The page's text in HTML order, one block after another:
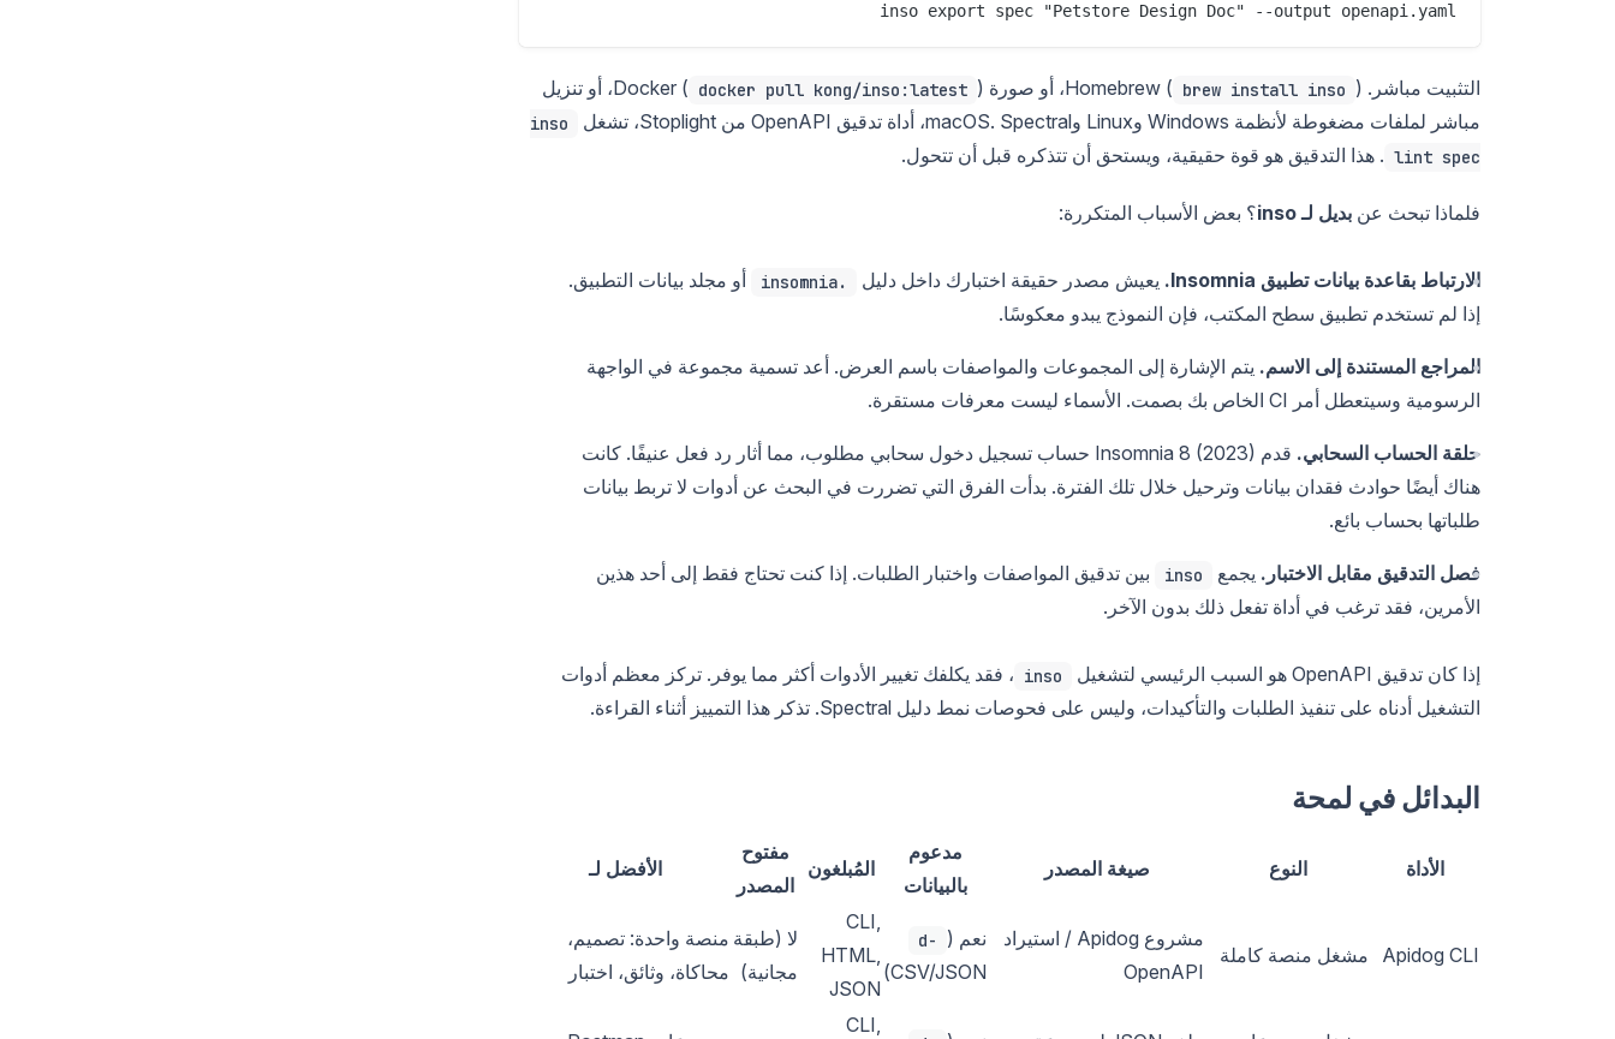
inso export spec "Petstore Design Doc" --output openapi.yaml
التثبيت مباشر. Homebrew ( brew install inso )، أو صورة Docker ( docker pull kong/inso:latest
)، أو تنزيل
مباشر لملفات مضغوطة لأنظمة Windows وLinux وmacOS. Spectral، أداة تدقيق OpenAPI من Stoplight، تشغل
inso
lint spec . هذا التدقيق هو قوة حقيقية، ويستحق أن تتذكره قبل أن تتحول.
فلماذا تبحث عن بديل لـ inso ؟ بعض الأسباب المتكررة:
الارتباط بقاعدة بيانات تطبيق Insomnia. يعيش مصدر حقيقة اختبارك داخل دليل .insomnia
أو مجلد بيانات التطبيق.
إذا لم تستخدم تطبيق سطح المكتب، فإن النموذج يبدو معكوسًا.
المراجع المستندة إلى الاسم. يتم الإشارة إلى المجموعات والمواصفات باسم العرض. أعد تسمية مجموعة في الواجهة
الرسومية وسيتعطل أمر CI الخاص بك بصمت. الأسماء ليست معرفات مستقرة.
حلقة الحساب السحابي.
قدم Insomnia 8 (2023) حساب تسجيل دخول سحابي مطلوب، مما أثار رد فعل عنيفًا. كانت
هناك أيضًا حوادث فقدان بيانات وترحيل خلال تلك الفترة. بدأت الفرق التي تضررت في البحث عن أدوات لا تربط بيانات
طلباتها بحساب بائع.
فصل التدقيق مقابل الاختبار. يجمع inso
بين تدقيق المواصفات واختبار الطلبات. إذا كنت تحتاج فقط إلى أحد هذين
الأمرين، فقد ترغب في أداة تفعل ذلك بدون الآخر.
إذا كان تدقيق OpenAPI هو السبب الرئيسي لتشغيل inso ، فقد يكلفك تغيير الأدوات أكثر مما يوفر. تركز معظم أدوات
التشغيل أدناه على تنفيذ الطلبات والتأكيدات، وليس على فحوصات نمط دليل Spectral. تذكر هذا التمييز أثناء القراءة.
البدائل في لمحة
الأداة النوع صيغة المصدر
مدعوم
بالبيانات
المُبلغون
مفتوح
المصدر
الأفضل لـ
Apidog CLI مشغل منصة كاملة
مشروع Apidog / استيراد
OpenAPI
نعم ( -d
CSV/JSON)
CLI,
HTML,
JSON
لا (طبقة
مجانية)
منصة واحدة: تصميم،
محاكاة، وثائق، اختبار
CLI,